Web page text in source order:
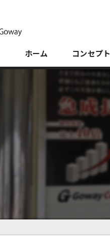
ホーム コンセプト